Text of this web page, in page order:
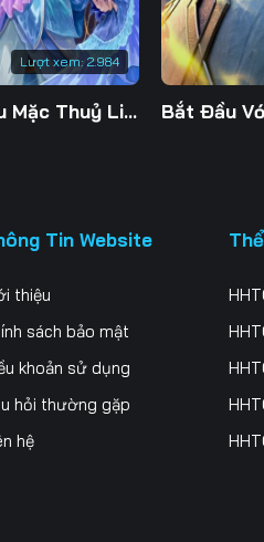
Lượt xem: 2.984
Đế Linh Yêu Mặc Thuỷ Linh Lung
Tin Website
thiệu
sách bảo mật
khoản sử dụng
hỏi thường gặp
hệ